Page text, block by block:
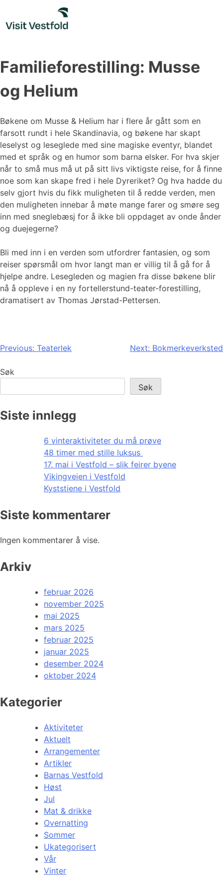
content
Familieforestilling: Musse
og Helium
Bøkene om Musse & Helium har i flere år gått som en
farsott rundt i hele Skandinavia, og bøkene har skapt
leselyst og leseglede med sine magiske eventyr, blandet
med et språk og en humor som barna elsker. For hva skjer
når to små mus må ut på sitt livs viktigste reise, for å finne
noe som kan skape fred i hele Dyreriket? Og hva hadde du
selv gjort hvis du fikk muligheten til å redde verden, men
den muligheten innebar å møte mange farer og smøre seg
inn med sneglebæsj for å ikke bli oppdaget av onde ånder
og duejegerne?
Bli med inn i en verden som utfordrer fantasien, og som
reiser spørsmål om hvor langt man er villig til å gå for å
hjelpe andre. Lesegleden og magien fra disse bøkene blir
nå å oppleve i en ny fortellerstund-teater-forestilling,
dramatisert av Thomas Jørstad-Pettersen.
Innleggsnavigasjon
Previous: Teaterlek Next: Bokmerkeverksted
Søk
Søk
Siste innlegg
6 vinteraktiviteter du må prøve
48 timer med stille luksus
17. mai i Vestfold – slik feirer byene
Vikingveien i Vestfold
Kyststiene i Vestfold
Siste kommentarer
Ingen kommentarer å vise.
Arkiv
februar 2026
november 2025
mai 2025
mars 2025
februar 2025
januar 2025
desember 2024
oktober 2024
Kategorier
Aktiviteter
Aktuelt
Arrangementer
Artikler
Barnas Vestfold
Høst
Jul
Mat & drikke
Overnatting
Sommer
Ukategorisert
Vår
Vinter